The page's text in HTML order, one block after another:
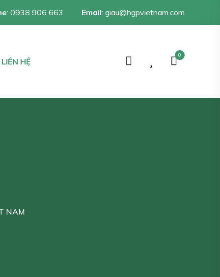
: 0938 906 663 Email: giau@hgpvietnam.com
LIÊN HỆ
0
NAM